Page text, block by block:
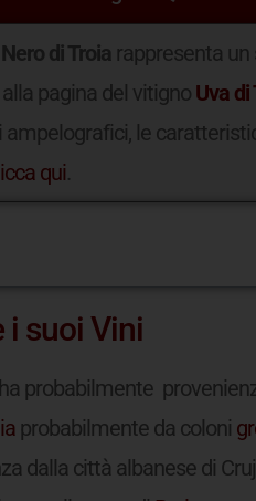
Nero di Troia rappresenta
pagina del vitigno Uva di
le
qui.
i suoi Vini
probabilmente
probabilmente da coloni
dalla città albanese di